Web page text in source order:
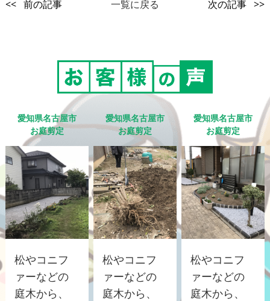
<< 前の記事 一覧に戻る 次の記事 >>
愛知県名古屋市
お庭剪定
松やコニフ
ァーなどの
庭木から、
愛知県名古屋市
お庭剪定
松やコニフ
ァーなどの
庭木から、
愛知県名古屋市
お庭剪定
松やコニフ
ァーなどの
庭木から、